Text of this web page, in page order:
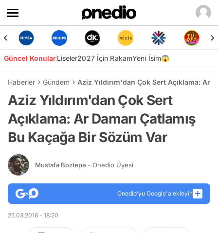
Güncel KonularLiseler2027 İçin RakamYeni İsim😱
Haberler Gündem Aziz Yıldırım'dan Çok Sert Açıklama: Ar
Aziz Yıldırım'dan Çok Sert
Açıklama: Ar Damarı Çatlamış
Bu Kaçağa Bir Sözüm Var
Mustafa Boztepe - Onedio Üyesi
Onedio’yu Google'a ekleyin
25.03.2016 - 18:20